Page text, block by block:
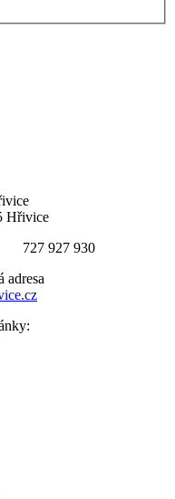
Hřivice
727 927 930
adresa